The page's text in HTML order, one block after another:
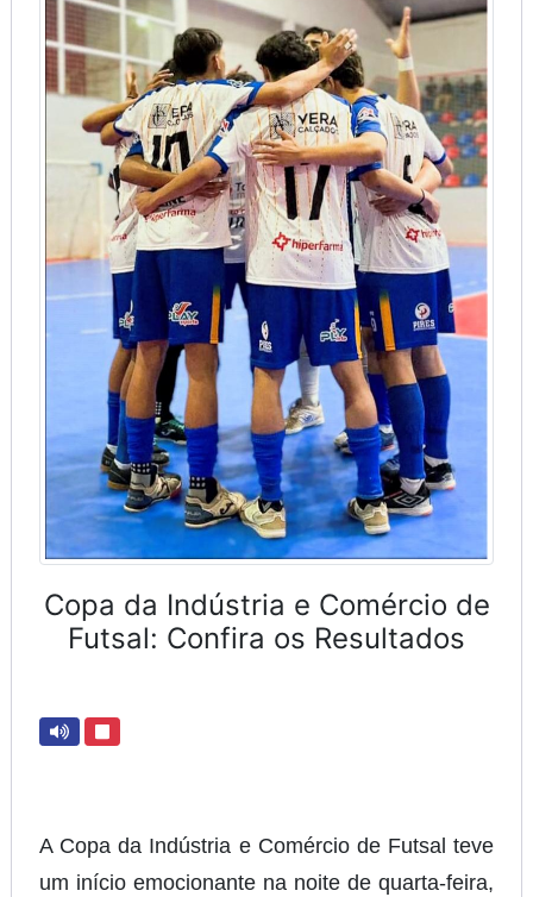
Copa da Indústria e Comércio de
Futsal: Confira os Resultados
A Copa da Indústria e Comércio de Futsal teve
um início emocionante na noite de quarta-feira,